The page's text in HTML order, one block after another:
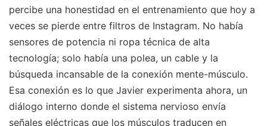
percibe una honestidad en el entrenamiento que hoy a
veces se pierde entre filtros de Instagram. No había
sensores de potencia ni ropa técnica de alta
tecnología; solo había una polea, un cable y la
búsqueda incansable de la conexión mente-músculo.
Esa conexión es lo que Javier experimenta ahora, un
diálogo interno donde el sistema nervioso envía
señales eléctricas que los músculos traducen en